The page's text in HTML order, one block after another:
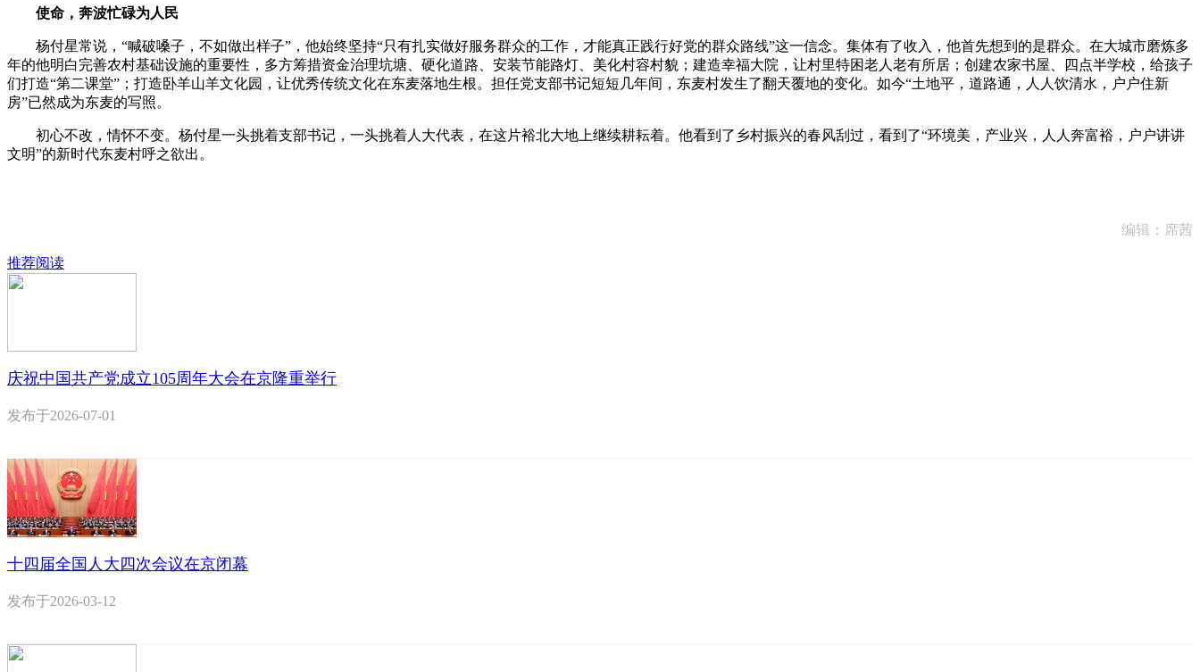
使命，奔波忙碌为人民
杨付星常说，“喊破嗓子，不如做出样子”，他始终坚持“只有扎实做好服务群众的工作，才能真正践行好党的群众路线”这一信念。集体有了收入，他首先想到的是群众。在大城市磨炼多
年的他明白完善农村基础设施的重要性，多方筹措资金治理坑塘、硬化道路、安装节能路灯、美化村容村貌；建造幸福大院，让村里特困老人老有所居；创建农家书屋、四点半学校，给孩子
们打造“第二课堂”；打造卧羊山羊文化园，让优秀传统文化在东麦落地生根。担任党支部书记短短几年间，东麦村发生了翻天覆地的变化。如今“土地平，道路通，人人饮清水，户户住新
房”已然成为东麦的写照。
初心不改，情怀不变。杨付星一头挑着支部书记，一头挑着人大代表，在这片裕北大地上继续耕耘着。他看到了乡村振兴的春风刮过，看到了“环境美，产业兴，人人奔富裕，户户讲讲
文明”的新时代东麦村呼之欲出。
编辑：席茜
推荐阅读
庆祝中国共产党成立105周年大会在京隆重举行
发布于2026-07-01
十四届全国人大四次会议在京闭幕
发布于2026-03-12